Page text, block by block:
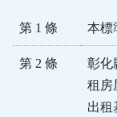
第 1 條 本標
第 2 條
彰化
租房
出租